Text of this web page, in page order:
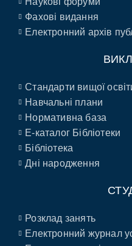
Фахові видання
Електронний архів
Стандарти вищої
Навчальні плани
Нормативна база
E-каталог Бібліотеки
Бібліотека
Дні народження
Розклад занять
Електронний журнал